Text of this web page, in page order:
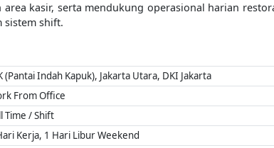
kasir, serta mendukung operasional harian
sistem shift.
(Pantai Indah Kapuk), Jakarta Utara, DKI Jakarta
From Office
Time / Shift
Kerja, 1 Hari Libur Weekend